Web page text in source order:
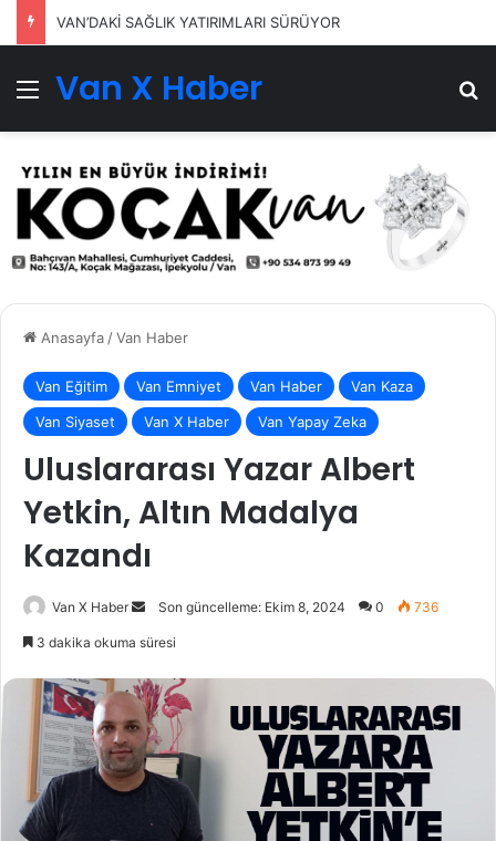
VAN’DAKİ SAĞLIK YATIRIMLARI SÜRÜYOR
Menü
Van X Haber
Anasayfa/Van Haber
Van Eğitim Van Emniyet Van Haber
Van Kaza
Van Siyaset
Van X Haber Van Yapay Zeka
Uluslararası Yazar Albert
Yetkin, Altın Madalya
Kazandı
Van X Haber
Bir
göndermek
Son güncelleme: Ekim 8, 2024 0 736
3 dakika okuma süresi